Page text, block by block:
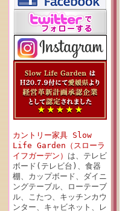
カントリー家具 Slow
Life Garden（スローラ
イフガーデン） は、テレビ
ボード(テレビ台)、食器
棚、カップボード、ダイニ
ングテーブル、ローテーブ
ル、こたつ、キッチンカウ
ンター、キャビネット、レ